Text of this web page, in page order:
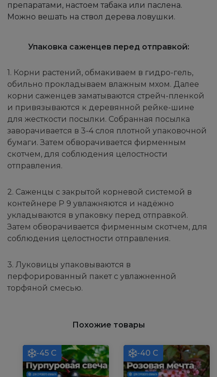
препаратами, настоем табака или паслена.
Можно вешать на ствол дерева ловушки.
Упаковка саженцев перед отправкой:
1. Корни растений, обмакиваем в гидро-гель,
обильно прокладываем влажным мхом. Далее
корни саженцев заматываются стрейч-пленкой
и привязываются к деревянной рейке-шине
для жесткости посылки. Собранная посылка
заворачивается в 3-4 слоя плотной упаковочной
бумаги. Затем обворачивается фирменным
скотчем, для соблюдения целостности
отправления.
2. Саженцы с закрытой корневой системой в
контейнере Р 9 увлажняются и надёжно
укладываются в упаковку перед отправкой.
Затем обворачивается фирменным скотчем, для
соблюдения целостности отправления.
3. Луковицы упаковываются в
перфорированный пакет с увлажненной
торфяной смесью.
Похожие товары
-45 С -40 С